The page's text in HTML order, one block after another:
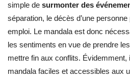
simple de surmonter des
séparation, le décès d’une personne
emploi. Le mandala est donc
les sentiments en vue de prendre
mettre fin aux conflits.
mandala faciles et accessibles aux